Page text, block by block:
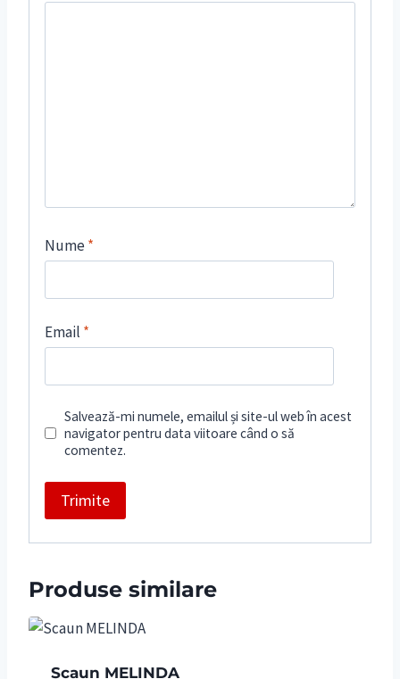
Nume*
Email *
Salvează-mi numele, emailul și site-ul web în acest
navigator pentru data viitoare când o să
comentez.
Produse similare
Scaun MELINDA